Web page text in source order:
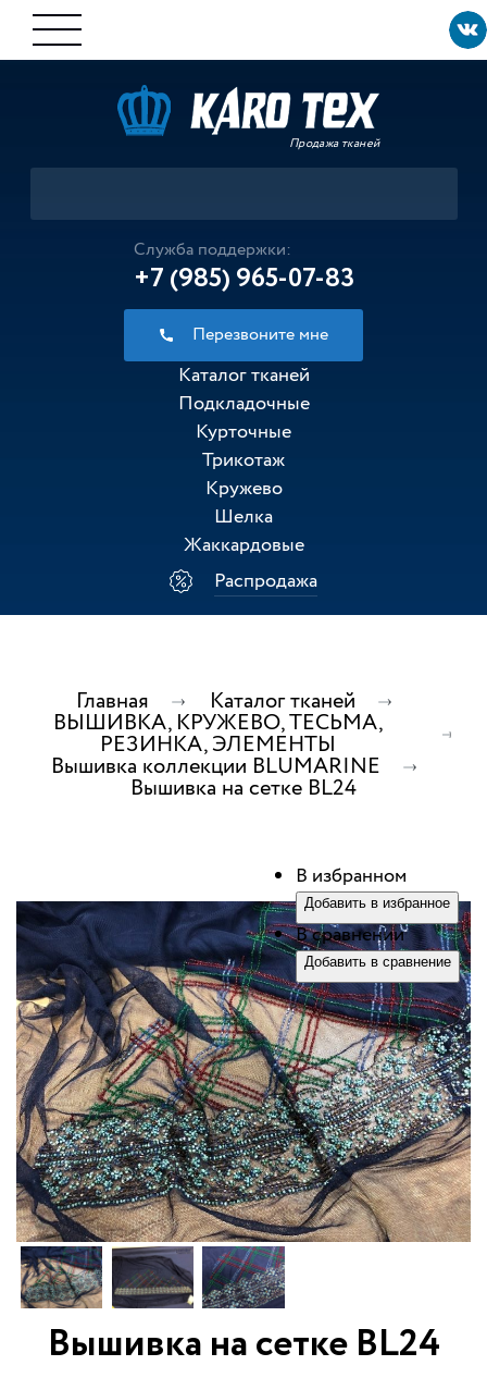
Продажа тканей
Служба поддержки:
+7 (985) 965-07-83
Перезвоните мне
Каталог тканей
Подкладочные
Курточные
Трикотаж
Кружево
Шелка
Жаккардовые
Распродажа
Главная Каталог тканей
ВЫШИВКА, КРУЖЕВО, ТЕСЬМА,
РЕЗИНКА, ЭЛЕМЕНТЫ
Вышивка коллекции BLUMARINE
Вышивка на сетке BL24
Вышивка на сетке BL24
В избранном
Добавить в избранное
В сравнении
Добавить в сравнение